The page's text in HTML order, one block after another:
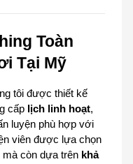
Toàn
Tại Mỹ
tôi được thiết kế
cấp lịch linh hoạt
luyện phù hợp với
viên được lựa chọn
còn dựa trên khả